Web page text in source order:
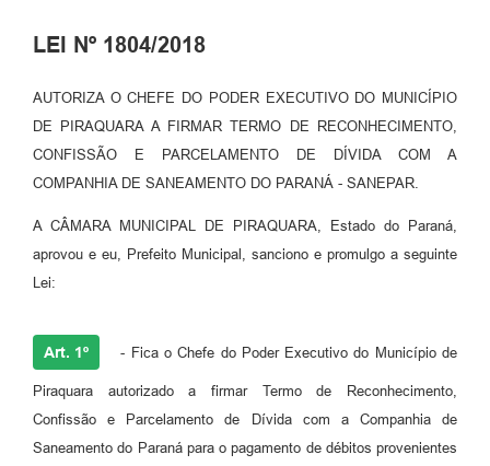
LEI Nº 1804/2018
AUTORIZA O CHEFE DO PODER EXECUTIVO DO MUNICÍPIO
DE PIRAQUARA A FIRMAR TERMO DE RECONHECIMENTO,
CONFISSÃO E PARCELAMENTO DE DÍVIDA COM A
COMPANHIA DE SANEAMENTO DO PARANÁ - SANEPAR.
A CÂMARA MUNICIPAL DE PIRAQUARA, Estado do Paraná,
aprovou e eu, Prefeito Municipal, sanciono e promulgo a seguinte
Lei:
Art. 1º - Fica o Chefe do Poder Executivo do Município de
Piraquara autorizado a firmar Termo de Reconhecimento,
Confissão e Parcelamento de Dívida com a Companhia de
Saneamento do Paraná para o pagamento de débitos provenientes